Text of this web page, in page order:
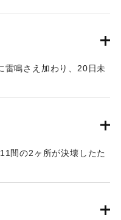
朝刊7面】
雷鳴さえ加わり、20日未
いの間に、1丈4尺以上の
使用中の機械および小
積載ていた石炭、石
朝刊7面、6月23日朝刊4
間の2ヶ所が決壊したた
円）を流失した。